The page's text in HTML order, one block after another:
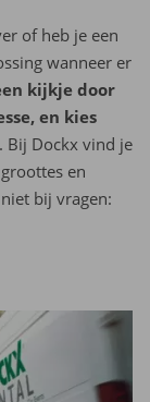
of heb je een
wanneer er
kijkje door
en kies
. Bij Dockx vind je
en
bij vragen: